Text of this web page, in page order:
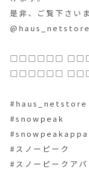
是非、ご覧下さい
@haus_netstore
□□□□□□
□□□□□□
#haus_netstore
#snowpeak
#スノーピーク
#スノーピークアパ